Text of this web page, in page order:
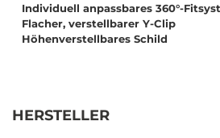
Individuell anpassbares 360°-
Flacher, verstellbarer Y-Clip
Höhenverstellbares Schild
HERSTELLER